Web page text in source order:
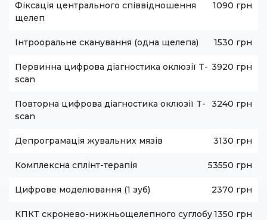
Фіксація центрального співвідношення
щелеп
1090 грн
Інтрооральне сканування (одна щелепа) 1530 грн
Первинна цифрова діагностика оклюзії T-
scan
3920 грн
Повторна цифрова діагностика оклюзії T-
scan
3240 грн
Депрограмація жувальних мязів 3130 грн
Комплексна сплінт-терапія 53550 грн
Цифрове моделювання (1 зуб) 2370 грн
КПКТ скронево-нижньощелепного суглобу1350 грн